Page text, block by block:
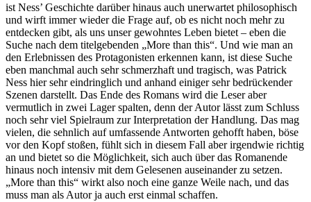
ist Ness’ Geschichte darüber hinaus auch unerwartet philosophisch
und wirft immer wieder die Frage auf, ob es nicht noch mehr zu
entdecken gibt, als uns unser gewohntes Leben bietet – eben die
Suche nach dem titelgebenden „More than this“. Und wie man an
den Erlebnissen des Protagonisten erkennen kann, ist diese Suche
eben manchmal auch sehr schmerzhaft und tragisch, was Patrick
Ness hier sehr eindringlich und anhand einiger sehr bedrückender
Szenen darstellt. Das Ende des Romans wird die Leser aber
vermutlich in zwei Lager spalten, denn der Autor lässt zum Schluss
noch sehr viel Spielraum zur Interpretation der Handlung. Das mag
vielen, die sehnlich auf umfassende Antworten gehofft haben, böse
vor den Kopf stoßen, fühlt sich in diesem Fall aber irgendwie richtig
an und bietet so die Möglichkeit, sich auch über das Romanende
hinaus noch intensiv mit dem Gelesenen auseinander zu setzen.
„More than this“ wirkt also noch eine ganze Weile nach, und das
muss man als Autor ja auch erst einmal schaffen.